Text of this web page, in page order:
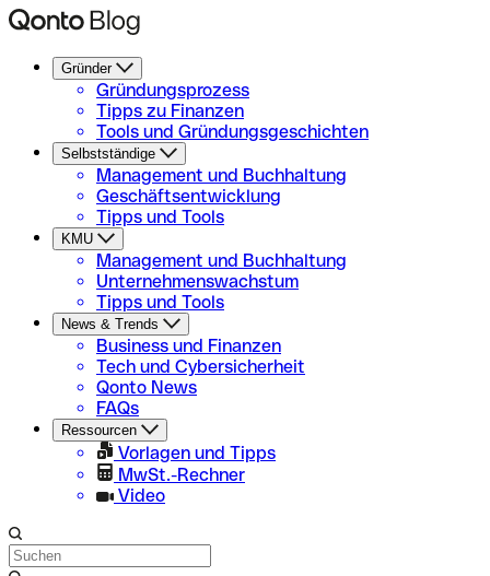
Gründer
Gründungsprozess
Tipps zu Finanzen
Tools und Gründungsgeschichten
Selbstständige
Management und Buchhaltung
Geschäftsentwicklung
Tipps und Tools
KMU
Management und Buchhaltung
Unternehmenswachstum
Tipps und Tools
News & Trends
Business und Finanzen
Tech und Cybersicherheit
Qonto News
FAQs
Ressourcen
Vorlagen und Tipps
MwSt.-Rechner
Video